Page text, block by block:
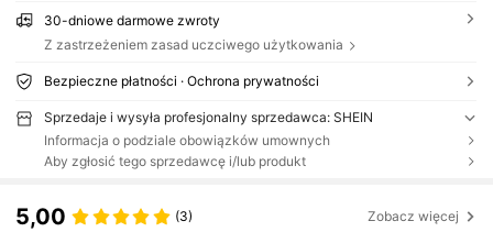
30-dniowe darmowe zwroty
Z zastrzeżeniem zasad uczciwego użytkowania
Bezpieczne płatności · Ochrona prywatności
Sprzedaje i wysyła profesjonalny sprzedawca: SHEIN
Informacja o podziale obowiązków umownych
Aby zgłosić tego sprzedawcę i/lub produkt
5,00 (3) Zobacz więcej